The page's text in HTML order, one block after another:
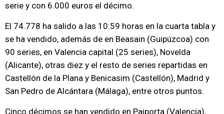
serie y con 6.000 euros el décimo.
El 74.778 ha salido a las 10:59 horas en la cuarta tabla y
se ha vendido, además de en Beasain (Guipúzcoa) con
90 series, en Valencia capital (25 series), Novelda
(Alicante), otras diez y el resto de series repartidas en
Castellón de la Plana y Benicasim (Castellón), Madrid y
San Pedro de Alcántara (Málaga), entre otros puntos.
Cinco décimos se han vendido en Paiporta (Valencia),